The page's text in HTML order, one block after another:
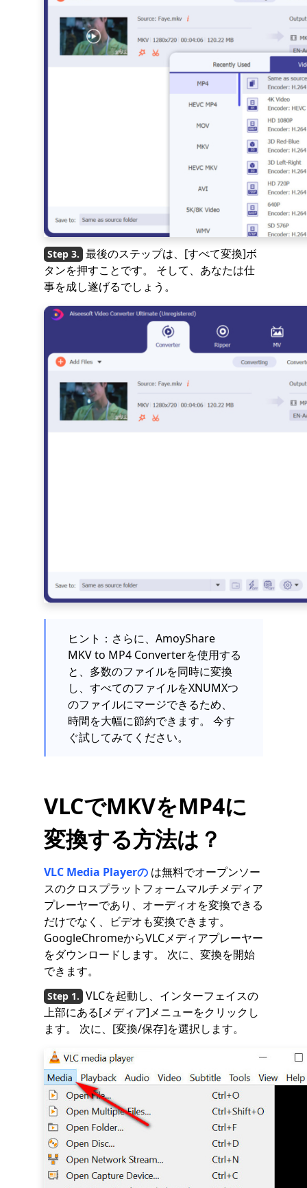
最後のステップは、[すべて変換]ボ
タンを押すことです。 そして、あなたは仕
事を成し遂げるでしょう。
ヒント：さらに、AmoyShare
MKV to MP4 Converterを使用する
と、多数のファイルを同時に変換
し、すべてのファイルをXNUMXつ
のファイルにマージできるため、
時間を大幅に節約できます。 今す
ぐ試してみてください。
VLCでMKVをMP4に
変換する方法は？
VLC Media Playerの は無料でオープンソー
スのクロスプラットフォームマルチメディア
プレーヤーであり、オーディオを変換できる
だけでなく、ビデオも変換できます。
GoogleChromeからVLCメディアプレーヤー
をダウンロードします。 次に、変換を開始
できます。
VLCを起動し、インターフェイスの
上部にある[メディア]メニューをクリックし
ます。 次に、[変換/保存]を選択します。